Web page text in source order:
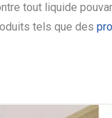
tout liquide
tels que des